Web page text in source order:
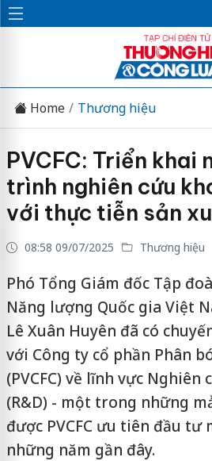
Home Thương hiệu
PVCFC: Triển khai
trình nghiên cứu
với thực tiễn sản
08:58 09/07/2025 Thương hiệu
Phó Tổng Giám đốc Tập
Năng lượng Quốc gia Việt
Lê Xuân Huyên đã có
với Công ty cổ phần Phân
(PVCFC) về lĩnh vực
(R&D) - một trong những
được PVCFC ưu tiên đầu tư
những năm gần đây.